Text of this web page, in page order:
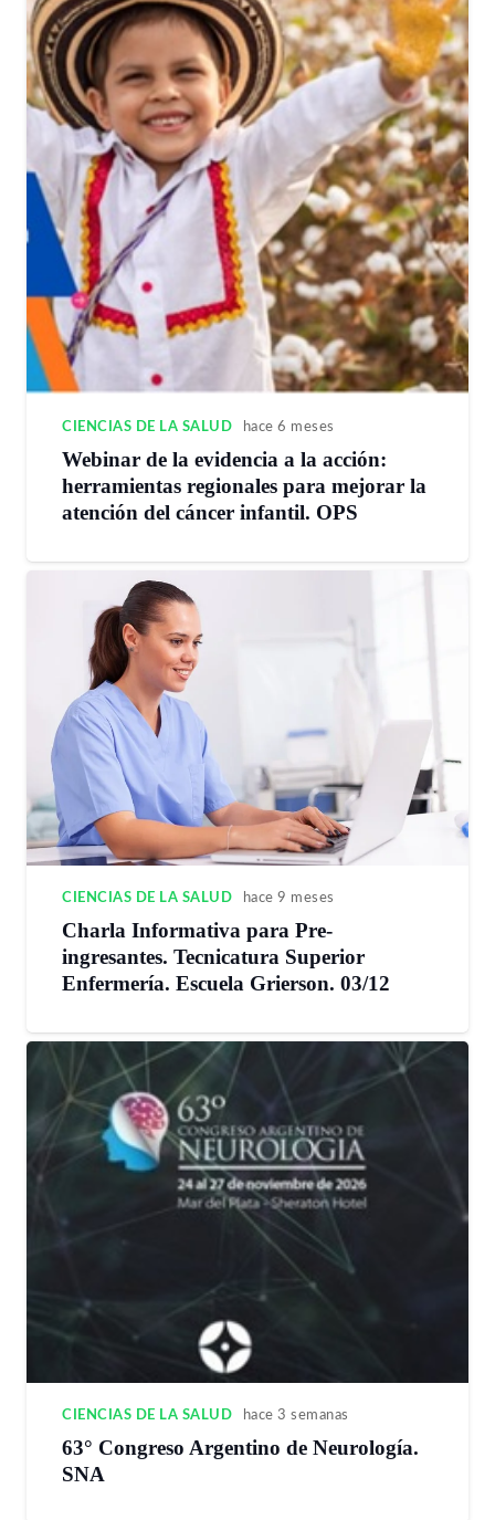
CIENCIAS DE LA SALUD hace 6 meses
Webinar de la evidencia a la acción:
herramientas regionales para mejorar la
atención del cáncer infantil. OPS
CIENCIAS DE LA SALUD hace 9 meses
Charla Informativa para Pre-
ingresantes. Tecnicatura Superior
Enfermería. Escuela Grierson. 03/12
CIENCIAS DE LA SALUD hace 3 semanas
63° Congreso Argentino de Neurología.
SNA